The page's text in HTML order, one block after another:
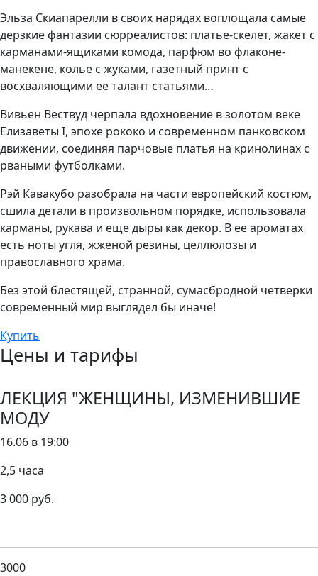
Эльза Скиапарелли в своих нарядах воплощала самые
дерзкие фантазии сюрреалистов: платье-скелет, жакет с
карманами-ящиками комода, парфюм во флаконе-
манекене, колье с жуками, газетный принт с
восхваляющими ее талант статьями…
Вивьен Вествуд черпала вдохновение в золотом веке
Елизаветы I, эпохе рококо и современном панковском
движении, соединяя парчовые платья на кринолинах с
рваными футболками.
Рэй Кавакубо разобрала на части европейский костюм,
сшила детали в произвольном порядке, использовала
карманы, рукава и еще дыры как декор. В ее ароматах
есть ноты угля, жженой резины, целлюлозы и
православного храма.
Без этой блестящей, странной, сумасбродной четверки
современный мир выглядел бы иначе!
Купить
Цены и тарифы
ЛЕКЦИЯ "ЖЕНЩИНЫ, ИЗМЕНИВШИЕ
МОДУ
16.06 в 19:00
2,5 часа
3 000 руб.
3000